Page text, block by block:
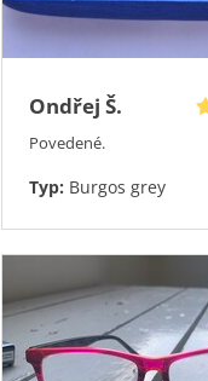
Ondřej Š.
Povedené.
Typ: Burgos grey